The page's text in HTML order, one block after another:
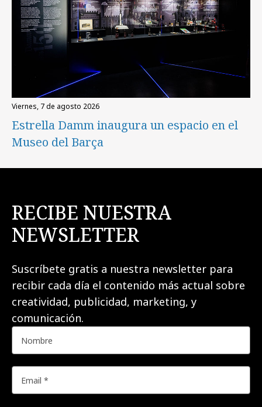
viernes, 7 de agosto 2026
Estrella Damm inaugura un espacio en el
Museo del Barça
RECIBE NUESTRA
NEWSLETTER
Suscríbete gratis a nuestra newsletter para
recibir cada día el contenido más actual sobre
creatividad, publicidad, marketing, y
comunicación.